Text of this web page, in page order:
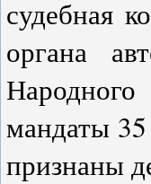
судебная
органа
мандаты 35
признаны